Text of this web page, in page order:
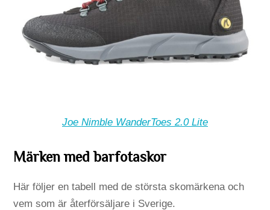
Joe Nimble WanderToes 2.0 Lite
Märken med barfotaskor
Här följer en tabell med de största skomärkena och
vem som är återförsäljare i Sverige.